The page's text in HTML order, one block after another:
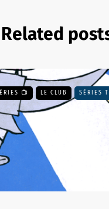
Related
📺 LE CLUB SÉRIES